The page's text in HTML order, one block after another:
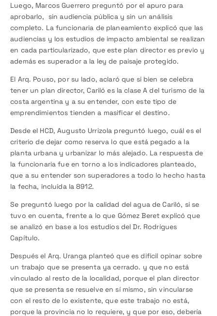
Luego, Marcos Guerrero preguntó por el apuro para
aprobarlo, sin audiencia pública y sin un análisis
completo. La funcionaria de planeamiento explicó que las
audiencias y los estudios de impacto ambiental se realizan
en cada particularizado, que este plan director es previo y
además es superador a la ley de paisaje protegido.
El Arq. Pouso, por su lado, aclaró que si bien se celebra
tener un plan director, Cariló es la clase A del turismo de la
costa argentina y a su entender, con este tipo de
emprendimientos tienden a masificar el destino.
Desde el HCD, Augusto Urrizola preguntó luego, cuál es el
criterio de dejar como reserva lo que está pegado a la
planta urbana y urbanizar lo más alejado. La respuesta de
la funcionaria fue en torno a los indicadores planteado,
que a su entender son superadores a todo lo hecho hasta
la fecha, incluída la 8912.
Se preguntó luego por la calidad del agua de Cariló, si se
tuvo en cuenta, frente a lo que Gómez Beret explicó que
se analizó en base a los estudios del Dr. Rodrígues
Capítulo.
Después el Arq. Uranga planteó que es difícil opinar sobre
un trabajo que se presenta ya cerrado. y que no está
vinculado al resto de la localidad, porque el plan director
que se presenta se resuelve en sí mismo, sin vincularse
con el resto de lo existente, que este trabajo no está,
porque la provincia no lo requiere, y que por eso, debería